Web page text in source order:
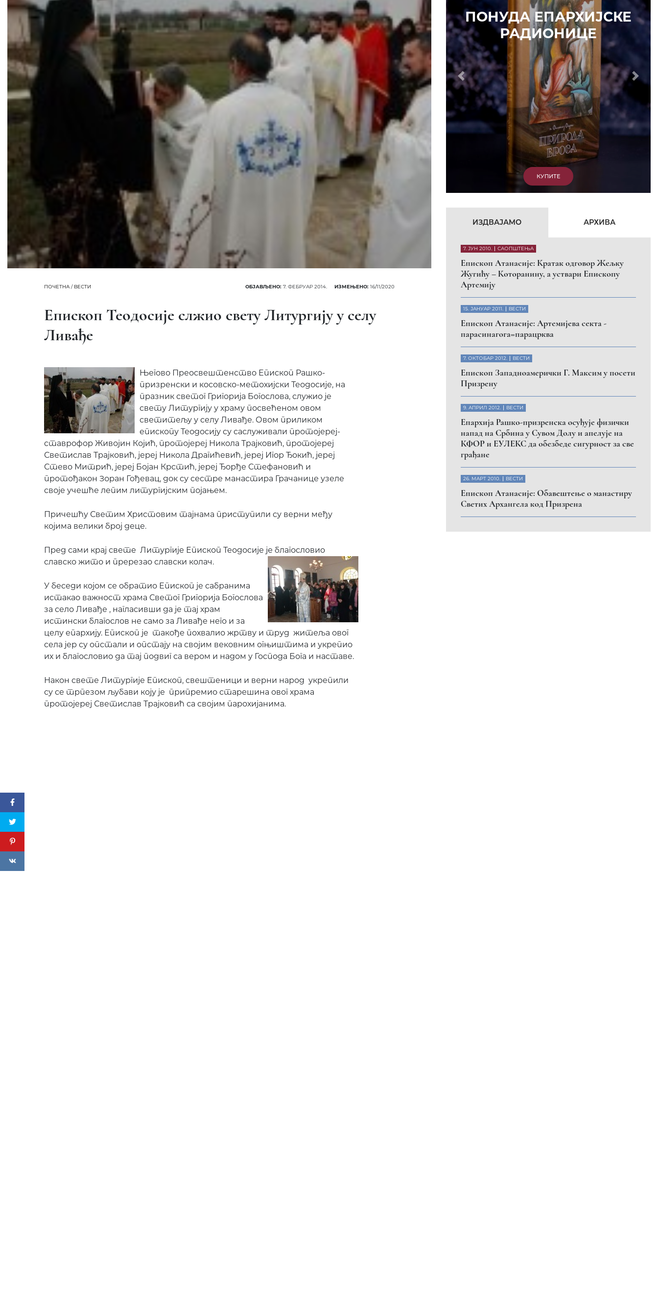
ПОЧЕТНА/ ВЕСТИ ОБЈАВЉЕНО: 7. ФЕБРУАР 2014. ИЗМЕЊЕНО: 16/11/2020
Епископ Теодосије слжио свету Литургију у селу
Ливађе
Његово Преосвештенство Епископ Рашко-
призренски и косовско-метохијски Теодосије, на
празник светог Григорија Богослова, служио је
свету Литургију у храму посвећеном овом
светитељу у селу Ливађе. Овом приликом
епископу Теодосију су саслуживали протојереј-
ставрофор Живојин Којић, протојереј Никола Трајковић, протојереј
Светислав Трајковић, јереј Никола Драгићевић, јереј Игор Ђокић, јереј
Стево Митрић, јереј Бојан Крстић, јереј Ђорђе Стефановић и
протођакон Зоран Гођевац, док су сестре манастира Грачанице узеле
своје учешће лепим литургијским појањем.
Причешћу Светим Христовим тајнама приступили су верни међу
којима велики број деце.
Пред сами крај свете Литургије Епископ Теодосије је благословио
славско жито и пререзао славски колач.
У беседи којом се обратио Епископ је сабранима
истакао важност храма Светог Григорија Богослова
за село Ливађе , нагласивши да је тај храм
истински благослов не само за Ливађе него и за
целу епархију. Епископ је такође похвалио жртву и труд житеља овог
села јер су опстали и опстају на својим вековним огњиштима и укрепио
их и благословио да тај подвиг са вером и надом у Господа Бога и наставе.
Након свете Литургије Епископ, свештеници и верни народ укрепили
су се трпезом љубави коју је припремио старешина овог храма
протојереј Светислав Трајковић са својим парохијанима.
КУПИТЕ
7. ЈУН 2010. САОПШТЕЊА
Eпископ Атанасије: Кратак одговор Жељку
Жугићу – Которанину, а уствари Епископу
Артемију
15. ЈАНУАР 2011. ВЕСТИ
Eпископ Атанасије: Артемијева секта -
парасинагога=парацрква
ВЕСТИ
Eпископ Западноамерички Г. Максим у посети
напад на Србина у Сувом Долу и апелује на
КФОР и ЕУЛЕКС да обезбеде сигурност за све
Eпископ Атанасије: Обавештење о манастиру
Светих Архангела код Призрена